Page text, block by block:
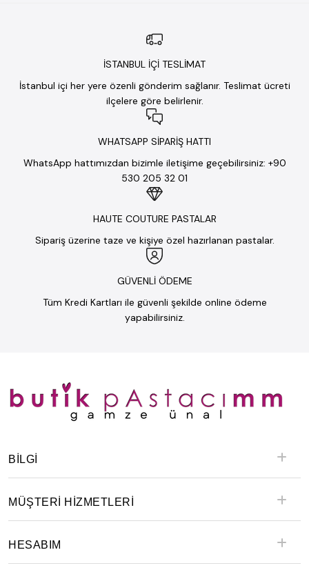
İSTANBUL İÇİ TESLİMAT
İstanbul içi her yere özenli gönderim sağlanır. Teslimat ücreti
ilçelere göre belirlenir.
WHATSAPP SİPARİŞ HATTI
WhatsApp hattımızdan bizimle iletişime geçebilirsiniz: +90
530 205 32 01
HAUTE COUTURE PASTALAR
Sipariş üzerine taze ve kişiye özel hazırlanan pastalar.
GÜVENLİ ÖDEME
Tüm Kredi Kartları ile güvenli şekilde online ödeme
yapabilirsiniz.
BILGI
MÜŞTERİ HİZMETLERİ
HESABIM